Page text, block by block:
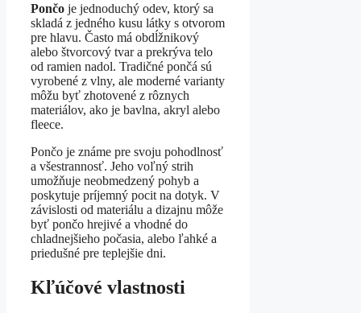
Pončo je jednoduchý odev, ktorý sa
skladá z jedného kusu látky s otvorom
pre hlavu. Často má obdĺžnikový
alebo štvorcový tvar a prekrýva telo
od ramien nadol. Tradičné pončá sú
vyrobené z vlny, ale moderné varianty
môžu byť zhotovené z rôznych
materiálov, ako je bavlna, akryl alebo
fleece.
Pončo je známe pre svoju pohodlnosť
a všestrannosť. Jeho voľný strih
umožňuje neobmedzený pohyb a
poskytuje príjemný pocit na dotyk. V
závislosti od materiálu a dizajnu môže
byť pončo hrejivé a vhodné do
chladnejšieho počasia, alebo ľahké a
priedušné pre teplejšie dni.
Kľúčové vlastnosti